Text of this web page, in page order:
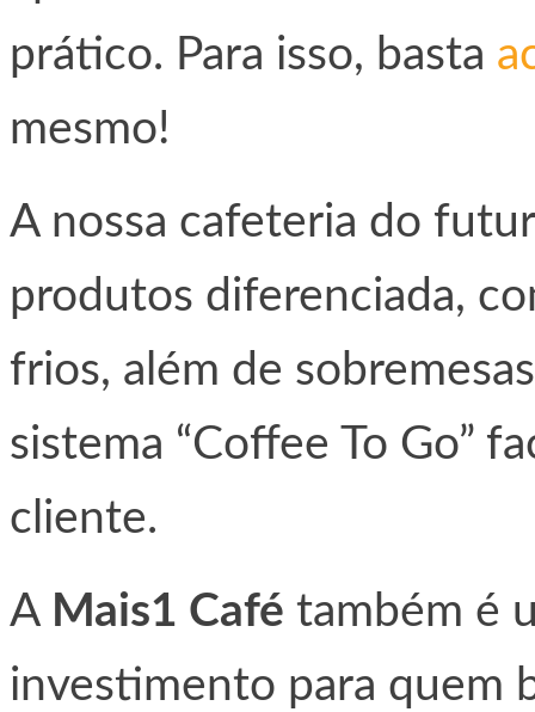
prático. Para isso, basta
mesmo!
A nossa cafeteria do
produtos diferenciada,
frios, além de
sistema “Coffee To Go”
cliente.
A Mais1 Café também é
investimento para quem